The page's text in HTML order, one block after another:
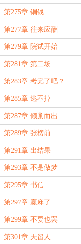
第275章 铜钱
第277章 往来应酬
第279章 院试开始
第281章 第二场
第283章 考完了吧？
第285章 逃不掉
第287章 倾巢而出
第289章 张榜前
第291章 出结果
第293章 不是做梦
第295章 书信
第297章 赢麻了
第299章 不要也罢
第301章 天留人